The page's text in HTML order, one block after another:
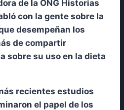
de la ONG Historias
con la gente sobre la
desempeñan los
de compartir
sobre su uso en la dieta
recientes estudios
el papel de los